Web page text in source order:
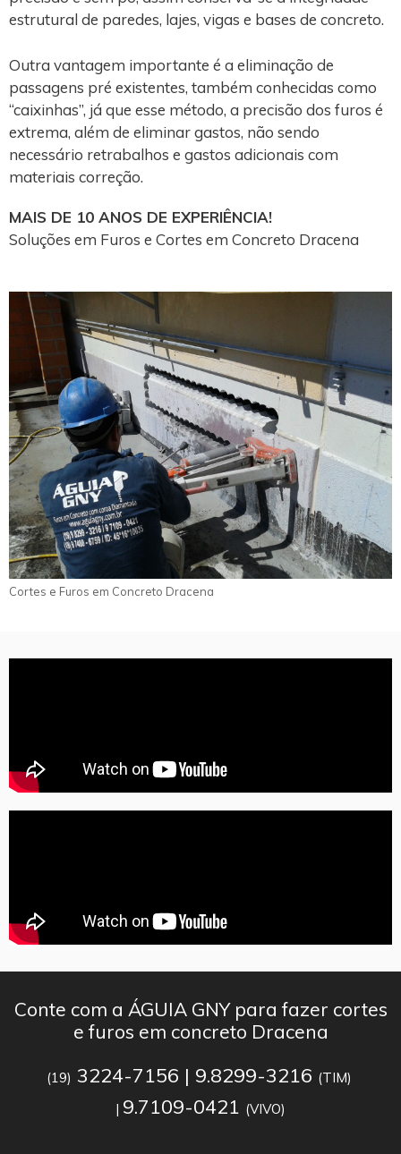
estrutural de paredes, lajes, vigas e bases de concreto.
Outra vantagem importante é a eliminação de
passagens pré existentes, também conhecidas como
“caixinhas”, já que esse método, a precisão dos furos é
extrema, além de eliminar gastos, não sendo
necessário retrabalhos e gastos adicionais com
materiais correção.
MAIS DE 10 ANOS DE EXPERIÊNCIA!
Soluções em Furos e Cortes em Concreto Dracena
Cortes e Furos em Concreto Dracena
Conte com a ÁGUIA GNY para fazer cortes
e furos em concreto Dracena
(19) 3224-7156 | 9.8299-3216 (TIM)
| 9.7109-0421 (VIVO)